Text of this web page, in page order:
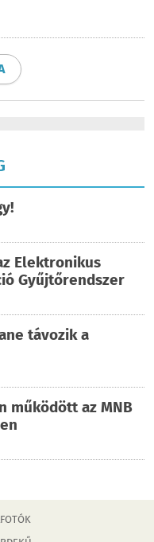
Elektronikus
Gyűjtőrendszer
távozik a
működött az MNB